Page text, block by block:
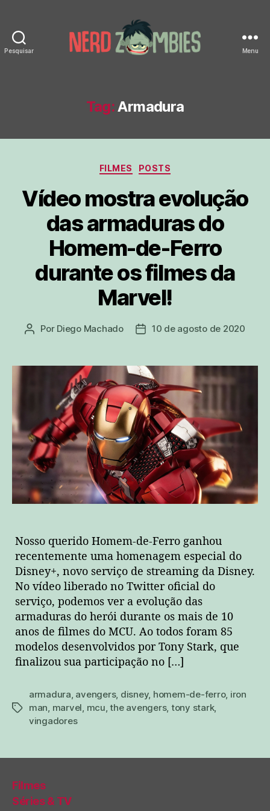
Pesquisar Menu
Tag:Armadura
Categorias
FILMES POSTS
Vídeo mostra evolução
das armaduras do
Homem-de-Ferro
durante os filmes da
Marvel!
Autor
Por Diego Machado
Data10 de agosto de 2020
Nosso querido Homem-de-Ferro ganhou
recentemente uma homenagem especial do
Disney+, novo serviço de streaming da Disney.
No vídeo liberado no Twitter oficial do
serviço, podemos ver a evolução das
armaduras do herói durante os mais de 10
anos de filmes do MCU. Ao todos foram 85
modelos desenvolvidos por Tony Stark, que
finalizou sua participação no […]
tags
armadura, avengers, disney, homem-de-ferro, iron
man, marvel, mcu,the avengers, tony stark,
vingadores
Filmes
Séries & TV